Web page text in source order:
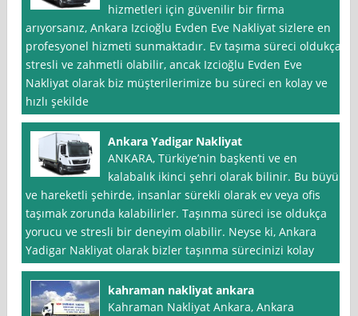
hizmetleri için güvenilir bir firma
arıyorsanız, Ankara Izcioğlu Evden Eve Nakliyat sizlere en
profesyonel hizmeti sunmaktadır. Ev taşıma süreci oldukça
stresli ve zahmetli olabilir, ancak Izcioğlu Evden Eve
Nakliyat olarak biz müşterilerimize bu süreci en kolay ve
hızlı şekilde
Ankara Yadigar Nakliyat
ANKARA, Türkiye’nin başkenti ve en
kalabalık ikinci şehri olarak bilinir. Bu büyük
ve hareketli şehirde, insanlar sürekli olarak ev veya ofis
taşımak zorunda kalabilirler. Taşınma süreci ise oldukça
yorucu ve stresli bir deneyim olabilir. Neyse ki, Ankara
Yadigar Nakliyat olarak bizler taşınma sürecinizi kolay
kahraman nakliyat ankara
Kahraman Nakliyat Ankara, Ankara